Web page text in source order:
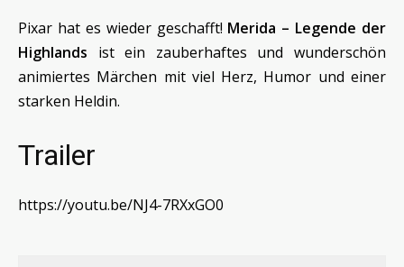
Pixar hat es wieder geschafft! Merida – Legende der
Highlands ist ein zauberhaftes und wunderschön
animiertes Märchen mit viel Herz, Humor und einer
starken Heldin.
Trailer
https://youtu.be/NJ4-7RXxGO0